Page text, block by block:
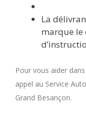
La
marque le
Pour vous aider
appel au Service
Grand Besançon.